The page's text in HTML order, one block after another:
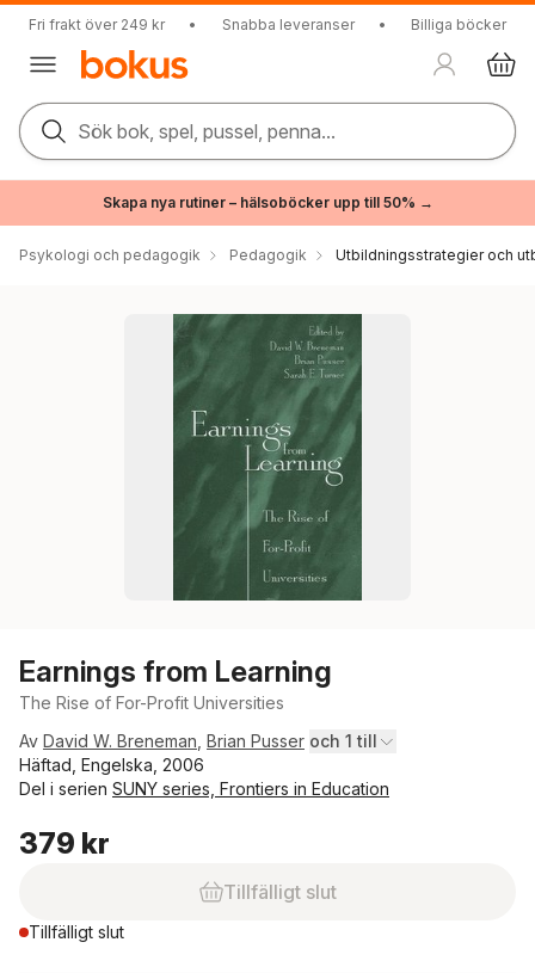
Fri frakt över 249 kr • Snabba leveranser • Billiga böcker
Sök bok, spel, pussel, penna...
Skapa nya rutiner – hälsoböcker upp till 50% →
Psykologi och pedagogik Pedagogik Utbildningsstrategier och
Earnings from Learning
The Rise of For-Profit Universities
Av David W. Breneman Brian Pusser och 1 till
Häftad, Engelska, 2006
Del i serien SUNY series, Frontiers in Education
379 kr
Tillfälligt slut
Tillfälligt slut